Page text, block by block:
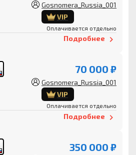
Gosnomera_Russia_001
VIP
Оплачивается отдельно
Подробнее
70 000 ₽
Gosnomera_Russia_001
VIP
Оплачивается отдельно
Подробнее
350 000 ₽